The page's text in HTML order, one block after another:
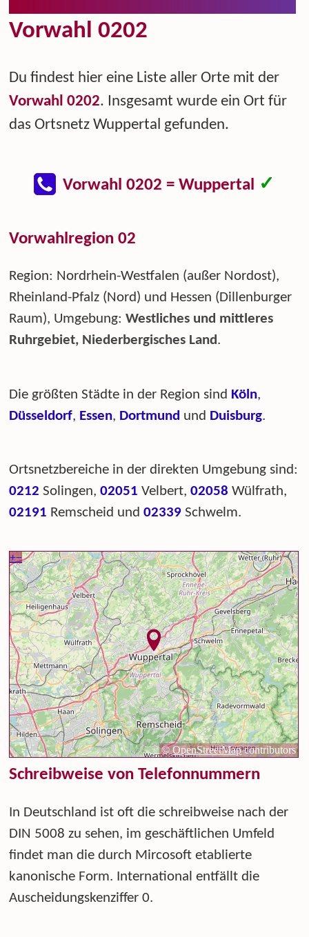
Vorwahl 0202
Du findest hier eine Liste aller Orte mit der
Vorwahl 0202. Insgesamt wurde ein Ort für
das Ortsnetz Wuppertal gefunden.
Vorwahl 0202 = Wuppertal ✓
Vorwahlregion 02
Region: Nordrhein-Westfalen (außer Nordost),
Rheinland-Pfalz (Nord) und Hessen (Dillenburger
Raum), Umgebung:Westliches und mittleres
Ruhrgebiet, Niederbergisches Land.
Die größten Städte in der Region sind Köln,
Düsseldorf, Essen, Dortmund und Duisburg.
Ortsnetzbereiche in der direkten Umgebung sind:
0212 Solingen,02051 Velbert,02058 Wülfrath,
02191 Remscheid und02339 Schwelm.
Schreibweise von Telefonnummern
In Deutschland ist oft die schreibweise nach der
DIN 5008 zu sehen, im geschäftlichen Umfeld
findet man die durch Mircosoft etablierte
kanonische Form. International entfällt die
Auscheidungskenziffer 0.